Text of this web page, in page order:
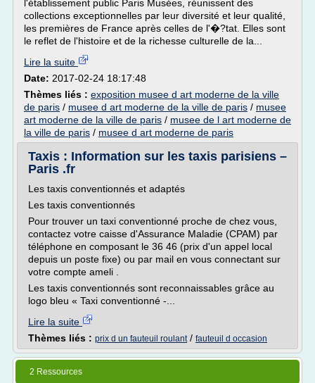
l'établissement public Paris Musées, réunissent des
collections exceptionnelles par leur diversité et leur qualité,
les premières de France après celles de l'�?tat. Elles sont
le reflet de l'histoire et de la richesse culturelle de la...
Lire la suite
Date: 2017-02-24 18:17:48
Thèmes liés : exposition musee d art moderne de la ville
de paris / musee d art moderne de la ville de paris / musee
art moderne de la ville de paris / musee de l art moderne de
la ville de paris / musee d art moderne de paris
Taxis : Information sur les taxis parisiens –
Paris .fr
Les taxis conventionnés et adaptés
Les taxis conventionnés
Pour trouver un taxi conventionné proche de chez vous,
contactez votre caisse d'Assurance Maladie (CPAM) par
téléphone en composant le 36 46 (prix d'un appel local
depuis un poste fixe) ou par mail en vous connectant sur
votre compte ameli .
Les taxis conventionnés sont reconnaissables grâce au
logo bleu « Taxi conventionné -...
Lire la suite
Thèmes liés : prix d un fauteuil roulant/ fauteuil d occasion
2 Ressources